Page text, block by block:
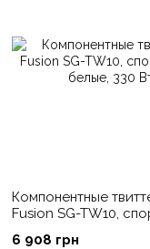
Компонентные
Fusion SG-TW10,
6 908 грн